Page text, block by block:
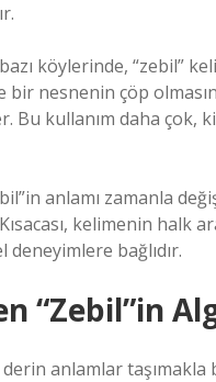
köylerinde, “zebil”
bir nesnenin çöp
Bu kullanım daha çok,
anlamı zamanla
kelimenin halk
bağlıdır.
anlamlar taşımakla